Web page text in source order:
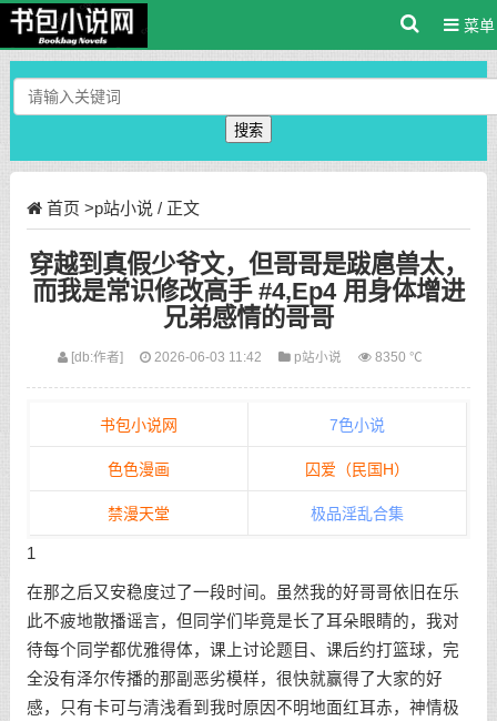
菜单
搜索
首页 >p站小说 / 正文
穿越到真假少爷文，但哥哥是跋扈兽太，
而我是常识修改高手 #4,Ep4 用身体增进
兄弟感情的哥哥
[db:作者] 2026-06-03 11:42 p站小说 8350 ℃
书包小说网 7色小说
色色漫画 囚爱（民国H）
禁漫天堂 极品淫乱合集
1
在那之后又安稳度过了一段时间。虽然我的好哥哥依旧在乐
此不疲地散播谣言，但同学们毕竟是长了耳朵眼睛的，我对
待每个同学都优雅得体，课上讨论题目、课后约打篮球，完
全没有泽尔传播的那副恶劣模样，很快就赢得了大家的好
感，只有卡可与清浅看到我时原因不明地面红耳赤，神情极